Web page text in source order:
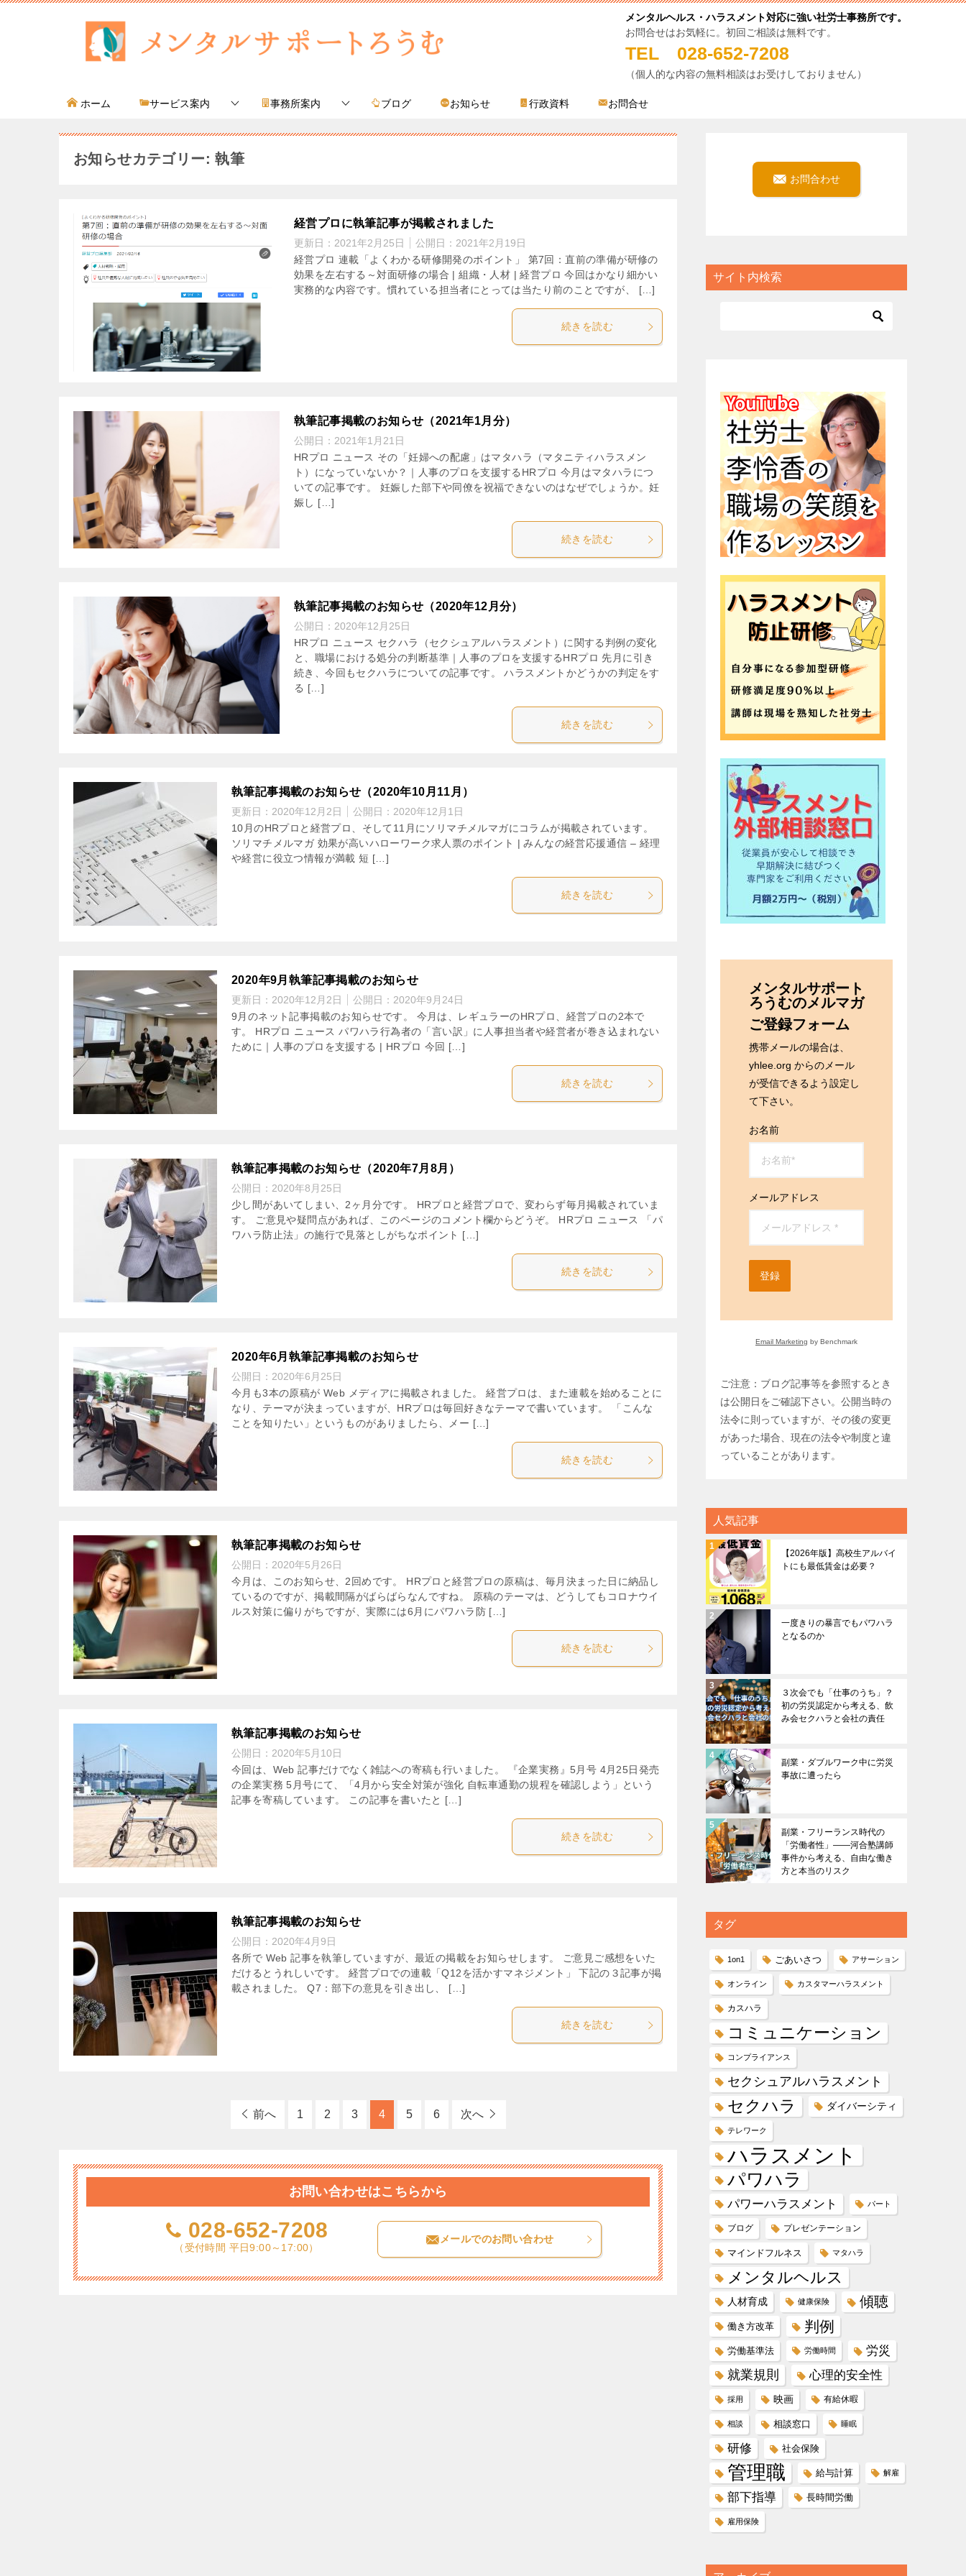
メンタルヘルス・ハラスメント対応に強い社労士事務所です。
お問合せはお気軽に。初回ご相談は無料です。
TEL 028-652-7208
（個人的な内容の無料相談はお受けしておりません）
ホーム サービス案内 事務所案内 ブログ お知らせ 行政資料 お問合せ
お知らせカテゴリー: 執筆
経営プロに執筆記事が掲載されました
更新日： 2021年2月25日 公開日： 2021年2月19日
経営プロ 連載「よくわかる研修開発のポイント」 第7回：直前の準備が研修の
効果を左右する～対面研修の場合 | 組織・人材 | 経営プロ 今回はかなり細かい
実務的な内容です。慣れている担当者にとっては当たり前のことですが、 […]
続きを読む
執筆記事掲載のお知らせ（2021年1月分）
公開日： 2021年1月21日
HRプロ ニュース その「妊婦への配慮」はマタハラ（マタニティハラスメン
ト）になっていないか？｜人事のプロを支援するHRプロ 今月はマタハラにつ
いての記事です。 妊娠した部下や同僚を祝福できないのはなぜでしょうか。妊
娠し […]
続きを読む
執筆記事掲載のお知らせ（2020年12月分）
公開日： 2020年12月25日
HRプロ ニュース セクハラ（セクシュアルハラスメント）に関する判例の変化
と、職場における処分の判断基準｜人事のプロを支援するHRプロ 先月に引き
続き、今回もセクハラについての記事です。 ハラスメントかどうかの判定をす
る […]
続きを読む
執筆記事掲載のお知らせ（2020年10月11月）
更新日： 2020年12月2日 公開日： 2020年12月1日
10月のHRプロと経営プロ、そして11月にソリマチメルマガにコラムが掲載されています。
ソリマチメルマガ 効果が高いハローワーク求人票のポイント | みんなの経営応援通信 – 経理
や経営に役立つ情報が満載 短 […]
続きを読む
2020年9月執筆記事掲載のお知らせ
更新日： 2020年12月2日 公開日： 2020年9月24日
9月のネット記事掲載のお知らせです。 今月は、レギュラーのHRプロ、経営プロの2本で
す。 HRプロ ニュース パワハラ行為者の「言い訳」に人事担当者や経営者が巻き込まれない
ために｜人事のプロを支援する | HRプロ 今回 […]
続きを読む
執筆記事掲載のお知らせ（2020年7月8月）
公開日： 2020年8月25日
少し間があいてしまい、2ヶ月分です。 HRプロと経営プロで、変わらず毎月掲載されていま
す。 ご意見や疑問点があれば、このページのコメント欄からどうぞ。 HRプロ ニュース 「パ
ワハラ防止法」の施行で見落としがちなポイント […]
続きを読む
2020年6月執筆記事掲載のお知らせ
公開日： 2020年6月25日
今月も3本の原稿が Web メディアに掲載されました。 経営プロは、また連載を始めることに
なり、テーマが決まっていますが、HRプロは毎回好きなテーマで書いています。 「こんな
ことを知りたい」というものがありましたら、メー […]
続きを読む
執筆記事掲載のお知らせ
公開日： 2020年5月26日
今月は、このお知らせ、2回めです。 HRプロと経営プロの原稿は、毎月決まった日に納品し
ているのですが、掲載間隔がばらばらなんですね。 原稿のテーマは、どうしてもコロナウイ
ルス対策に偏りがちですが、実際には6月にパワハラ防 […]
続きを読む
執筆記事掲載のお知らせ
公開日： 2020年5月10日
今回は、Web 記事だけでなく雑誌への寄稿も行いました。 『企業実務』5月号 4月25日発売
の企業実務 5月号にて、「4月から安全対策が強化 自転車通勤の規程を確認しよう」という
記事を寄稿しています。 この記事を書いたと […]
続きを読む
執筆記事掲載のお知らせ
公開日： 2020年4月9日
各所で Web 記事を執筆していますが、最近の掲載をお知らせします。 ご意見ご感想をいた
だけるとうれしいです。 経営プロでの連載「Q12を活かすマネジメント」 下記の３記事が掲
載されました。 Q7：部下の意見を引き出し、 […]
続きを読む
前へ 1 2 3 4 5 6 次へ
お問い合わせはこちらから
028-652-7208
（受付時間 平日9:00～17:00）
メールでのお問い合わせ
お問合わせ
サイト内検索
メンタルサポート
ろうむのメルマガ
ご登録フォーム
携帯メールの場合は、
yhlee.org からのメール
が受信できるよう設定し
て下さい。
お名前
メールアドレス
登録
Email Marketing by Benchmark
ご注意：ブログ記事等を参照するとき
は公開日をご確認下さい。公開当時の
法令に則っていますが、その後の変更
があった場合、現在の法令や制度と違
っていることがあります。
人気記事
【2026年版】高校生アルバイ
トにも最低賃金は必要？
一度きりの暴言でもパワハラ
となるのか
３次会でも「仕事のうち」？
初の労災認定から考える、飲
み会セクハラと会社の責任
副業・ダブルワーク中に労災
事故に遭ったら
副業・フリーランス時代の
「労働者性」――河合塾講師
事件から考える、自由な働き
方と本当のリスク
タグ
1on1 ごあいさつ アサーション
オンライン カスタマーハラスメント
カスハラ
コミュニケーション
コンプライアンス
セクシュアルハラスメント
セクハラ ダイバーシティ
テレワーク
ハラスメント
パワハラ
パワーハラスメント パート
ブログ プレゼンテーション
マインドフルネス マタハラ
メンタルヘルス
人材育成 健康保険 傾聴
働き方改革 判例
労働基準法 労働時間 労災
就業規則 心理的安全性
採用 映画 有給休暇
相談 相談窓口 睡眠
研修 社会保険
管理職 給与計算 解雇
部下指導 長時間労働
雇用保険